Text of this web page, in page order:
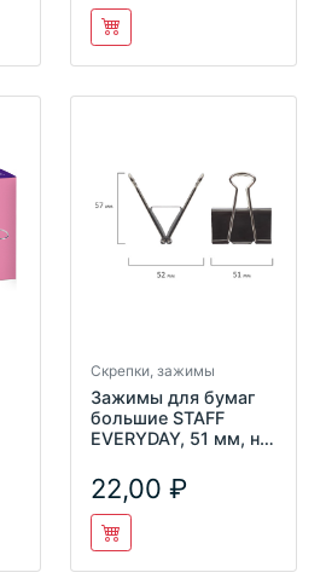
Скрепки, зажимы
Зажимы для бумаг
большие STAFF
EVERYDAY, 51 мм, на
карт.кор.
22,00